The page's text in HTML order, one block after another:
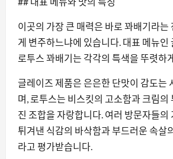
이곳의 가장 큰 매력은 바로 꽈배기라는
게 변주하느냐에 있습니다. 대표 메뉴인
로투스 꽈배기는 각각의 특색을 뚜렷하
글레이즈 제품은 은은한 단맛이 감도는
며, 로투스는 비스킷의 고소함과 크림의
진 조합을 자랑합니다. 여러 방문자들의
튀겨낸 식감의 바삭함과 부드러운 속살
라고 평가받습니다.